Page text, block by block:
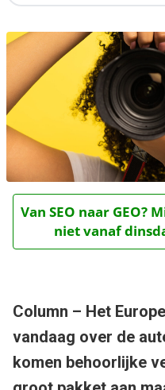
Van SEO naar GEO?
niet vanaf
Column – Het
vandaag over de
komen behoorlijke